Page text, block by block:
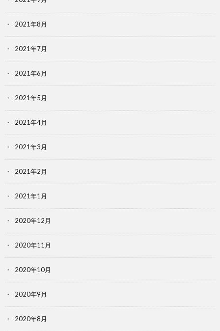
2021年8月
2021年7月
2021年6月
2021年5月
2021年4月
2021年3月
2021年2月
2021年1月
2020年12月
2020年11月
2020年10月
2020年9月
2020年8月